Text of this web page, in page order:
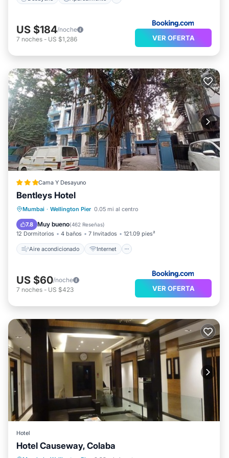
US $184/noche
7 noches - US $1,286 VER OFERTA
Cama Y Desayuno
Bentleys Hotel
Mumbai · Wellington Pier 0.05 mi al centro
7.8 Muy bueno(462 Reseñas)
12 Dormitorios 4 baños 7 Invitados 121.09 pies²
Aire acondicionado Internet
Aire acondicionado
Internet
Apto para niños
US $60/noche
7 noches - US $423 VER OFERTA
Hotel
Hotel Causeway, Colaba